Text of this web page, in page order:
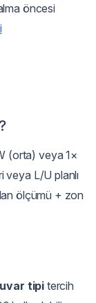
öncesi
(orta) veya 1×
veya L/U planlı
ölçümü + zon
tipi tercih